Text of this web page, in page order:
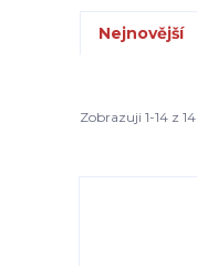
Nejnovější
Zobrazuji 1-14 z 14